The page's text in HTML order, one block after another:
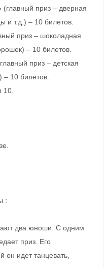
приз – дверная
и т.д.) – 10 билетов.
приз – шоколадная
– 10 билетов.
приз – детская
10 билетов.
10.
:
два юноши. С одним
приз. Его
он идет танцевать,